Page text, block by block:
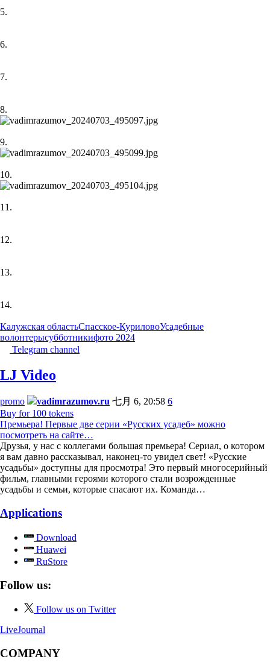
5.
6.
7.
8.
9.
10.
11.
12.
13.
14.
Калужская областьСпасское-КуриловоУсадебные
волонтерысубботникифото 2024
Telegram channel
LJ Video
promo vadimrazumov.ru 七月 6, 20:58 6
Buy for 100 tokens
Премьера! Первые две серии «Русских усадеб» можно
посмотреть на сайте…
Друзья, у нас с коллегами большая премьера! Сериал, о котором
я вам давно рассказывал, наконец-то увидел свет! «Русские
усадьбы» доступны для просмотра! Это первый многосерийный
фильм, главными героями которого стали возрожденные
усадьбы и семьи, которые спасают их. Команда…
Applications
Download
Huawei
RuStore
Follow us:
Follow us on Twitter
LiveJournal
COMPANY